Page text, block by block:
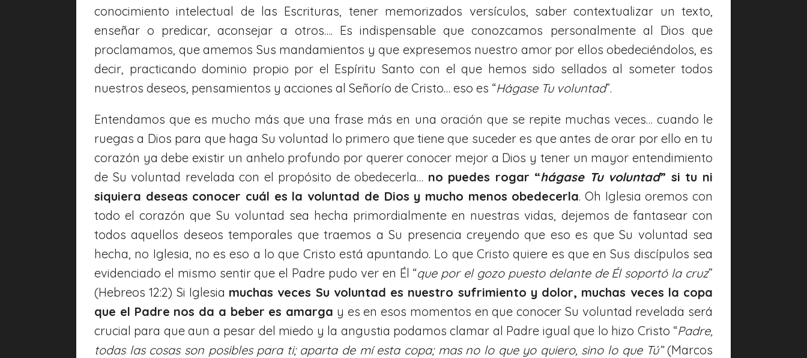
conocimiento intelectual de las Escrituras, tener memorizados versículos, saber contextualizar un texto,
enseñar o predicar, aconsejar a otros…. Es indispensable que conozcamos personalmente al Dios que
proclamamos, que amemos Sus mandamientos y que expresemos nuestro amor por ellos obedeciéndolos, es
decir, practicando dominio propio por el Espíritu Santo con el que hemos sido sellados al someter todos
nuestros deseos, pensamientos y acciones al Señorío de Cristo… eso es “Hágase Tu voluntad”.
Entendamos que es mucho más que una frase más en una oración que se repite muchas veces… cuando le
ruegas a Dios para que haga Su voluntad lo primero que tiene que suceder es que antes de orar por ello en tu
corazón ya debe existir un anhelo profundo por querer conocer mejor a Dios y tener un mayor entendimiento
de Su voluntad revelada con el propósito de obedecerla… no puedes rogar “hágase Tu voluntad” si tu ni
siquiera deseas conocer cuál es la voluntad de Dios y mucho menos obedecerla. Oh Iglesia oremos con
todo el corazón que Su voluntad sea hecha primordialmente en nuestras vidas, dejemos de fantasear con
todos aquellos deseos temporales que traemos a Su presencia creyendo que eso es que Su voluntad sea
hecha, no Iglesia, no es eso a lo que Cristo está apuntando. Lo que Cristo quiere es que en Sus discípulos sea
evidenciado el mismo sentir que el Padre pudo ver en Él “que por el gozo puesto delante de Él soportó la cruz”
(Hebreos 12:2) Si Iglesia muchas veces Su voluntad es nuestro sufrimiento y dolor, muchas veces la copa
que el Padre nos da a beber es amarga y es en esos momentos en que conocer Su voluntad revelada será
crucial para que aun a pesar del miedo y la angustia podamos clamar al Padre igual que lo hizo Cristo “Padre,
todas las cosas son posibles para ti; aparta de mí esta copa; mas no lo que yo quiero, sino lo que Tú”(Marcos